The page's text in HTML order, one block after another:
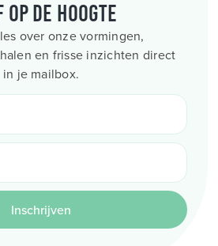
de hoogte
over onze vormingen,
en frisse inzichten direct
in je mailbox.
Inschrijven